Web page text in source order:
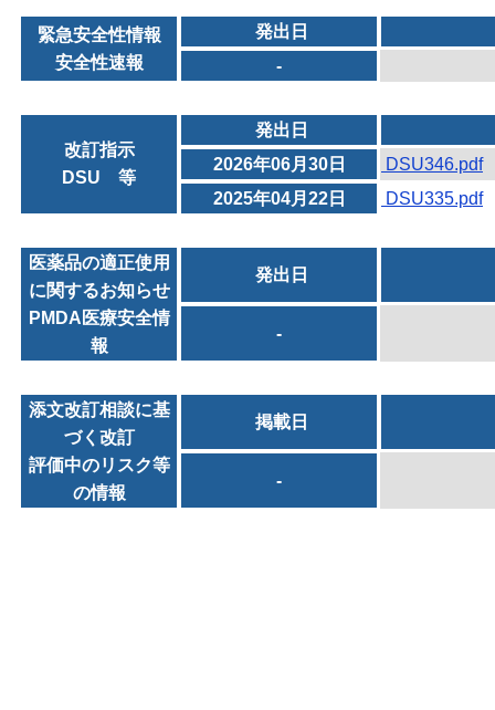
緊急安全性情報
安全性速報
発出日
-
改訂指示
DSU 等
発出日
2026年06月30日
DSU346.pdf
2025年04月22日
DSU335.pdf
医薬品の適正使用
に関するお知らせ
PMDA医療安全情
報
発出日
-
添文改訂相談に基
づく改訂
評価中のリスク等
の情報
掲載日
-